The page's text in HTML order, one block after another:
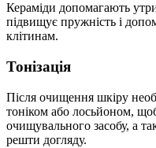
Кераміди допомагають
підвищує пружність і
клітинам.
Тонізація
Після очищення шкіру
тоніком або лосьйоном,
очищувального засобу, а
решти догляду.